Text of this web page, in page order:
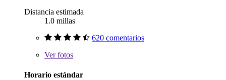
Distancia estimada
1.0 millas
620 comentarios
Verfotos
Horario estándar